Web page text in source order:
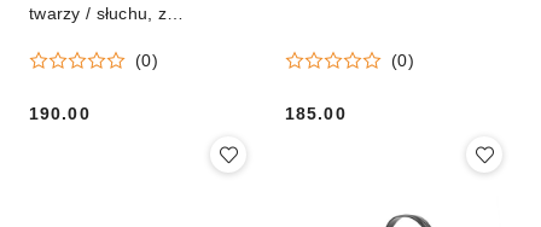
twarzy / słuchu, z
(0)
Cena:
190.00
(0)
Cena:
185.00